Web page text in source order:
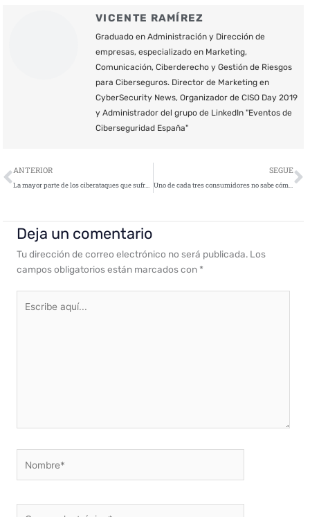
VICENTE RAMÍREZ
Graduado en Administración y Dirección de
empresas, especializado en Marketing,
Comunicación, Ciberderecho y Gestión de Riesgos
para Ciberseguros. Director de Marketing en
CyberSecurity News, Organizador de CISO Day 2019
y Administrador del grupo de LinkedIn "Eventos de
Ciberseguridad España"
Ant
ANTERIOR
La mayor parte de los ciberataques que sufre Europa tienen su origen en el continente
SEGUE
Uno de cada tres consumidores no sabe cómo proteger su privacidad online
Deja un comentario
Tu dirección de correo electrónico no será publicada. Los
campos obligatorios están marcados con *
aquí...